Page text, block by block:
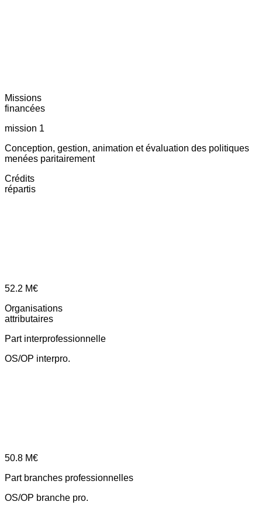
Missions
financées
mission 1
Conception, gestion, animation et évaluation des politiques
menées paritairement
Crédits
répartis
52.2 M€
Organisations
attributaires
Part interprofessionnelle
OS/OP interpro.
50.8 M€
Part branches professionnelles
OS/OP branche pro.